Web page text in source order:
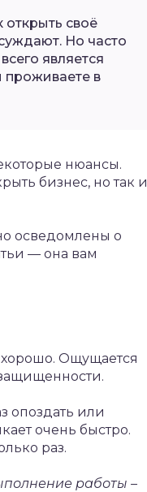
своё
Но часто
является
проживаете в
нюансы.
бизнес, но так и
осведомлены о
— она вам
хорошо. Ощущается
опоздать или
очень быстро.
раз.
работы –